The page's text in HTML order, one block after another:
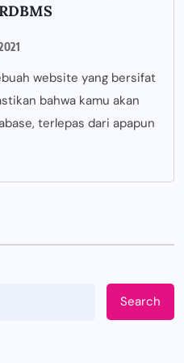
website yang bersifat
bahwa kamu akan
terlepas dari apapun
Search